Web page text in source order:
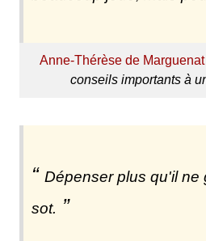
Anne-Thérèse de
conseils importants à
Dépenser plus qu'il ne
sot.